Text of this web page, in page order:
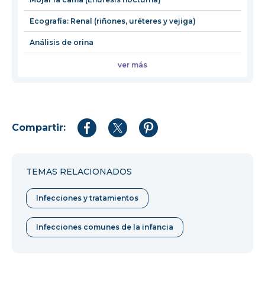
Ecografía: Renal (riñones, uréteres y vejiga)
Análisis de orina
ver más
Compartir:
CompartirCompartirCompartir
TEMAS RELACIONADOS
Infecciones y tratamientos
Infecciones comunes de la infancia